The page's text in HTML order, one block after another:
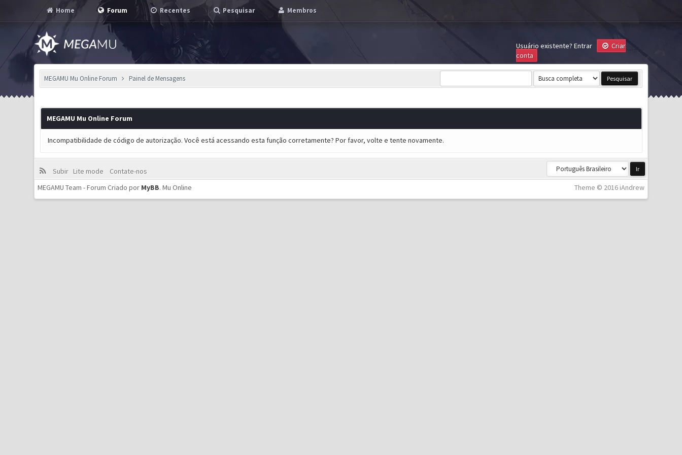
Home Forum Recentes Pesquisar Membros
Usuário existente? Entrar
Criar
conta
MEGAMU Mu Online Forum Painel de Mensagens
MEGAMU Mu Online Forum
Incompatibilidade de código de autorização. Você está acessando esta função corretamente? Por favor, volte e tente novamente.
Subir Lite mode
Contate-nos
Theme © 2016 iAndrew
MEGAMU Team - Forum Criado por MyBB.Mu Online